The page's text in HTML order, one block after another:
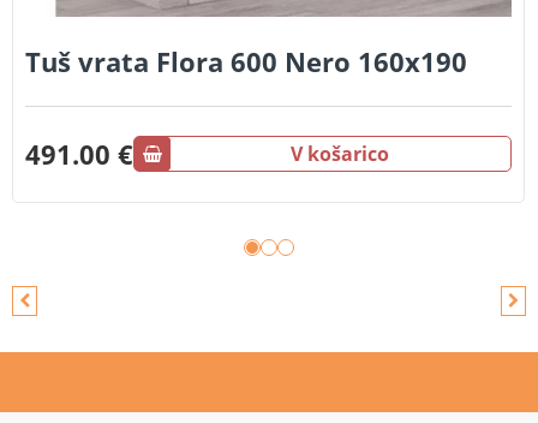
Tuš vrata Flora 600 Nero 160x190
491.00 € V košarico